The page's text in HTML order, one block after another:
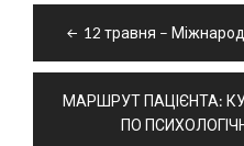
записів12 травня –
МАРШРУТ ПАЦІЄНТА:
ПО